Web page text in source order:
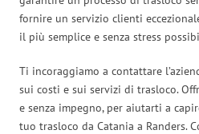
fornire un servizio clienti
il più semplice e senza stress
Ti incoraggiamo a contattare
sui costi e sui servizi di trasloco.
e senza impegno, per aiutarti a
tuo trasloco da Catania a Randers.